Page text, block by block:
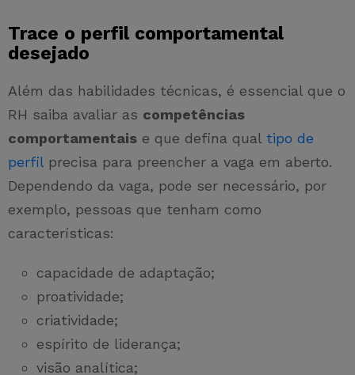
Trace o perfil comportamental
desejado
Além das habilidades técnicas, é essencial que o
RH saiba avaliar as competências
comportamentais e que defina qual tipo de
perfil precisa para preencher a vaga em aberto.
Dependendo da vaga, pode ser necessário, por
exemplo, pessoas que tenham como
características:
capacidade de adaptação;
proatividade;
criatividade;
espírito de liderança;
visão analítica;